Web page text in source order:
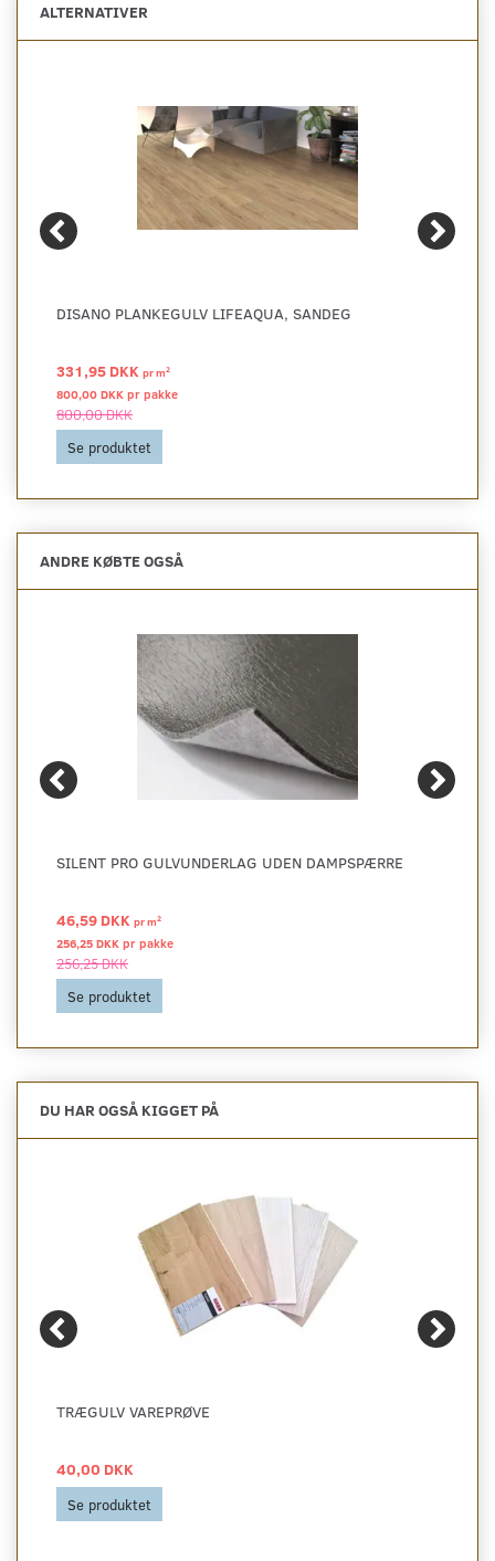
ALTERNATIVER
DISANO PLANKEGULV LIFEAQUA, SANDEG
331,95 DKK prm2
800,00 DKK pr pakke
800,00 DKK
Se produktet
ANDRE KØBTE OGSÅ
SILENT PRO GULVUNDERLAG UDEN DAMPSPÆRRE
46,59 DKK prm2
256,25 DKK pr pakke
256,25 DKK
Se produktet
DU HAR OGSÅ KIGGET PÅ
TRÆGULV VAREPRØVE
40,00 DKK
Se produktet